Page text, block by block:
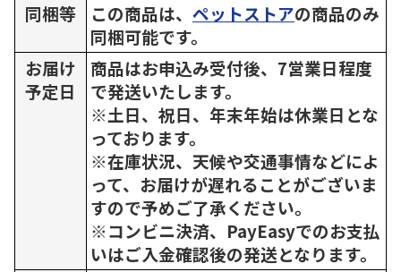
同梱等
この商品は、 ペットストアの商品のみ
同梱可能です。
お届け
予定日
商品はお申込み受付後、7営業日程度
で発送いたします。
※土日、祝日、年末年始は休業日とな
っております。
※在庫状況、天候や交通事情などによ
って、お届けが遅れることがございま
すので予めご了承ください。
※コンビニ決済、PayEasyでのお支払
いはご入金確認後の発送となります。